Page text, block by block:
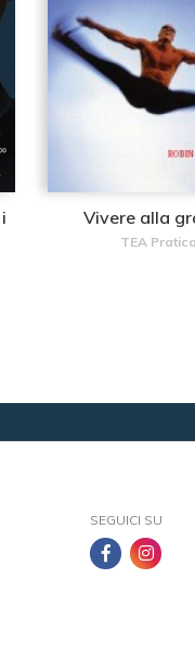
Vivere alla
TEA Pratica
SEGUICI SU